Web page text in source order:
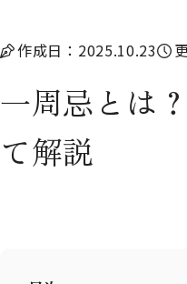
作成日：2025.10.23
一周忌とは
て解説